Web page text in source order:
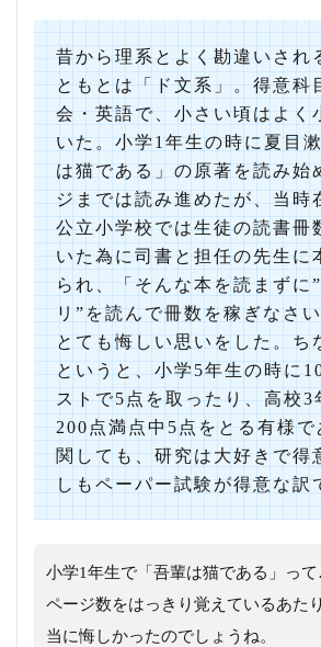
昔から理系とよく勘違いされ
ともとは「ド文系」。得意科
会・英語で、小さい頃はよく
いた。小学1年生の時に夏目
は猫である」の原著を読み始
ジまでは読み進めたが、当時
公立小学校では生徒の読書冊
いた為に司書と担任の先生に
られ、「そんな本を読まずに
リ”を読んで冊数を稼ぎなさ
とても悔しい思いをした。ち
というと、小学5年生の時に
ストで5点を取ったり、高校3
200点満点中5点をとる有様
関しても、研究は大好きで得
しもペーパー試験が得意な訳
小学1年生で「吾輩は猫である」って
ページ数をはっきり覚えているあた
当に悔しかったのでしょうね。